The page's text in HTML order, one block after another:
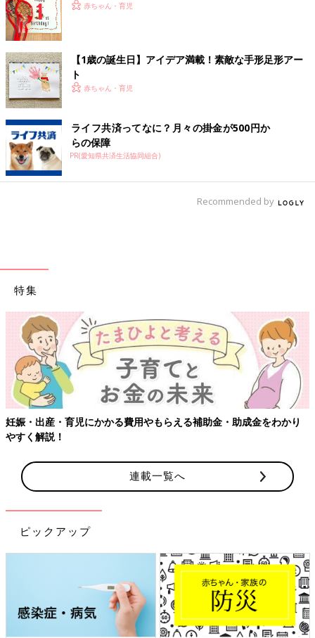
赤ちゃん・育児
【1歳の誕生日】アイデア満載！素敵な手形足形アー
ト
赤ちゃん・育児
ライフ共済ってなに？月々の掛金が500円か
らの保障
PR(愛知県共済生活協同組合)
Recommended by
特集
やもらえる補助金・助成金をわかり
【ワクチン接種できるもの
連載一覧へ
ピックアップ